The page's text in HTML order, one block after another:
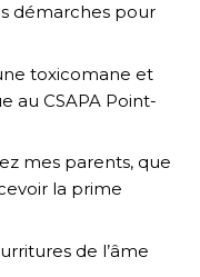
démarches pour
toxicomane et
au CSAPA Point-
mes parents, que
la prime
de l’âme